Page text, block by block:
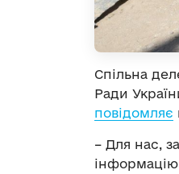
Спільна
Ради
повідомляє
– Для нас,
інформацію